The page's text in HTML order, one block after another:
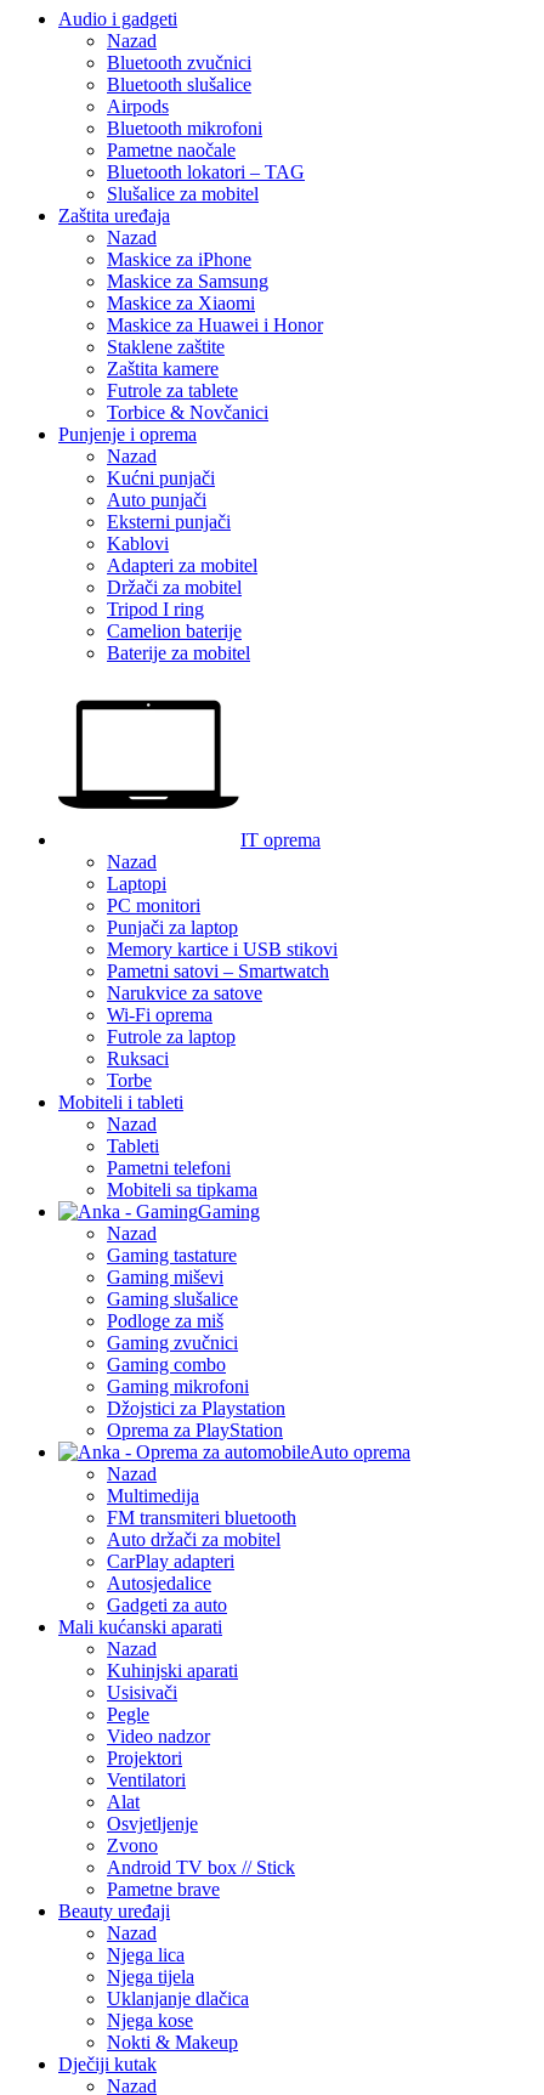
Audio i gadgeti
Nazad
Bluetooth zvučnici
Bluetooth slušalice
Airpods
Bluetooth mikrofoni
Pametne naočale
Bluetooth lokatori – TAG
Slušalice za mobitel
Zaštita uređaja
Nazad
Maskice za iPhone
Maskice za Samsung
Maskice za Xiaomi
Maskice za Huawei i Honor
Staklene zaštite
Zaštita kamere
Futrole za tablete
Torbice & Novčanici
Punjenje i oprema
Nazad
Kućni punjači
Auto punjači
Eksterni punjači
Kablovi
Adapteri za mobitel
Držači za mobitel
Tripod I ring
Camelion baterije
Baterije za mobitel
IT oprema
Nazad
Laptopi
PC monitori
Punjači za laptop
Memory kartice i USB stikovi
Pametni satovi – Smartwatch
Narukvice za satove
Wi-Fi oprema
Futrole za laptop
Ruksaci
Torbe
Mobiteli i tableti
Nazad
Tableti
Pametni telefoni
Mobiteli sa tipkama
Gaming
Nazad
Gaming tastature
Gaming miševi
Gaming slušalice
Podloge za miš
Gaming zvučnici
Gaming combo
Gaming mikrofoni
Džojstici za Playstation
Oprema za PlayStation
Auto oprema
Nazad
Multimedija
FM transmiteri bluetooth
Auto držači za mobitel
CarPlay adapteri
Autosjedalice
Gadgeti za auto
Mali kućanski aparati
Nazad
Kuhinjski aparati
Usisivači
Pegle
Video nadzor
Projektori
Ventilatori
Alat
Osvjetljenje
Zvono
Android TV box // Stick
Pametne brave
Beauty uređaji
Nazad
Njega lica
Njega tijela
Uklanjanje dlačica
Njega kose
Nokti & Makeup
Dječiji kutak
Nazad